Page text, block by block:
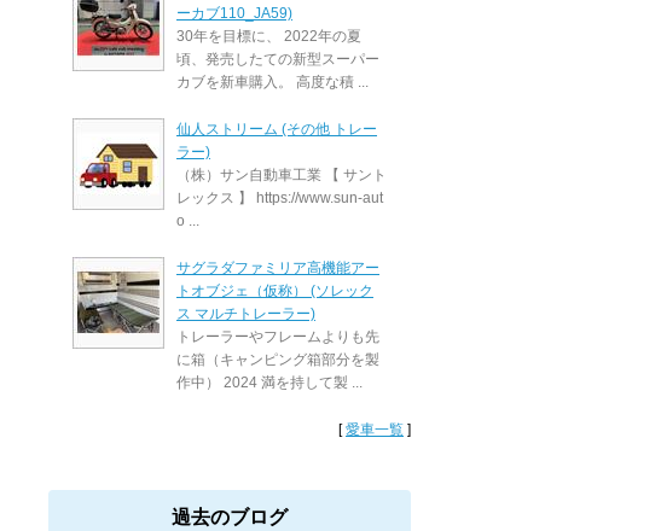
ーカブ110_JA59)
30年を目標に、 2022年の夏
頃、発売したての新型スーパー
カブを新車購入。 高度な積 ...
仙人ストリーム (その他 トレー
ラー)
（株）サン自動車工業 【 サント
レックス 】 https://www.sun-aut
o ...
サグラダファミリア高機能アー
トオブジェ（仮称） (ソレック
ス マルチトレーラー)
トレーラーやフレームよりも先
に箱（キャンピング箱部分を製
作中） 2024 満を持して製 ...
[愛車一覧 ]
過去のブログ